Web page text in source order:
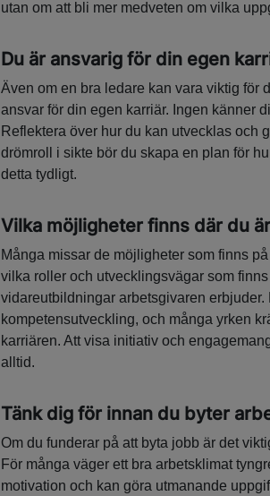
utan om att bli mer medveten om vilka
Du är ansvarig för din egen
Även om en bra ledare kan vara viktig för
ansvar för din egen karriär. Ingen känner
Reflektera över hur du kan utvecklas och
drömroll i sikte bör du skapa en plan för
detta tydligt.
Vilka möjligheter finns där du
Många missar de möjligheter som finns
vilka roller och utvecklingsvägar som
vidareutbildningar arbetsgivaren erbjuder.
kompetensutveckling, och många yrken
karriären. Att visa initiativ och
alltid.
Tänk dig för innan du byter
Om du funderar på att byta jobb är det
För många väger ett bra arbetsklimat
motivation och kan göra utmanande